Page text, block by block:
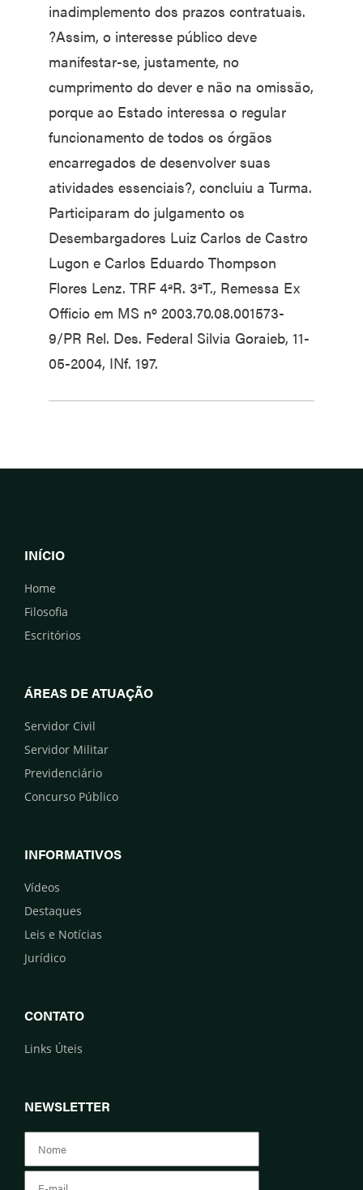
inadimplemento dos prazos contratuais.
?Assim, o interesse público deve
manifestar-se, justamente, no
cumprimento do dever e não na omissão,
porque ao Estado interessa o regular
funcionamento de todos os órgãos
encarregados de desenvolver suas
atividades essenciais?, concluiu a Turma.
Participaram do julgamento os
Desembargadores Luiz Carlos de Castro
Lugon e Carlos Eduardo Thompson
Flores Lenz. TRF 4ªR. 3ªT., Remessa Ex
Officio em MS nº 2003.70.08.001573-
9/PR Rel. Des. Federal Silvia Goraieb, 11-
05-2004, INf. 197.
INÍCIO
Home
Filosofia
Escritórios
ÁREAS DE ATUAÇÃO
Servidor Civil
Servidor Militar
Previdenciário
Concurso Público
INFORMATIVOS
Vídeos
Destaques
Leis e Notícias
Jurídico
CONTATO
Links Úteis
NEWSLETTER